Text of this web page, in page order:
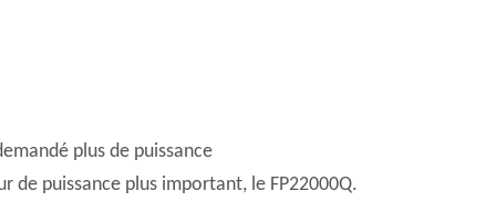
plus de puissance
puissance plus important, le FP22000Q.